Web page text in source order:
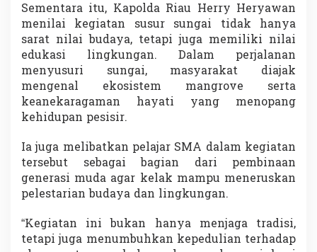
Sementara itu, Kapolda Riau Herry Heryawan
menilai kegiatan susur sungai tidak hanya
sarat nilai budaya, tetapi juga memiliki nilai
edukasi lingkungan. Dalam perjalanan
menyusuri sungai, masyarakat diajak
mengenal ekosistem mangrove serta
keanekaragaman hayati yang menopang
kehidupan pesisir.
Ia juga melibatkan pelajar SMA dalam kegiatan
tersebut sebagai bagian dari pembinaan
generasi muda agar kelak mampu meneruskan
pelestarian budaya dan lingkungan.
“Kegiatan ini bukan hanya menjaga tradisi,
tetapi juga menumbuhkan kepedulian terhadap